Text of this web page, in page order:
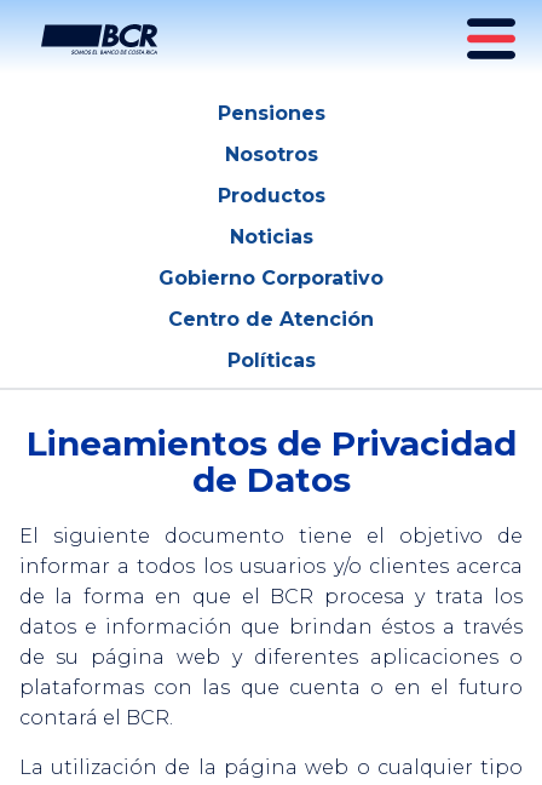
Pensiones
Nosotros
Productos
Noticias
Gobierno Corporativo
Centro de Atención
Políticas
Lineamientos de Privacidad
de Datos
El siguiente documento tiene el objetivo de
informar a todos los usuarios y/o clientes acerca
de la forma en que el BCR procesa y trata los
datos e información que brindan éstos a través
de su página web y diferentes aplicaciones o
plataformas con las que cuenta o en el futuro
contará el BCR.
La utilización de la página web o cualquier tipo